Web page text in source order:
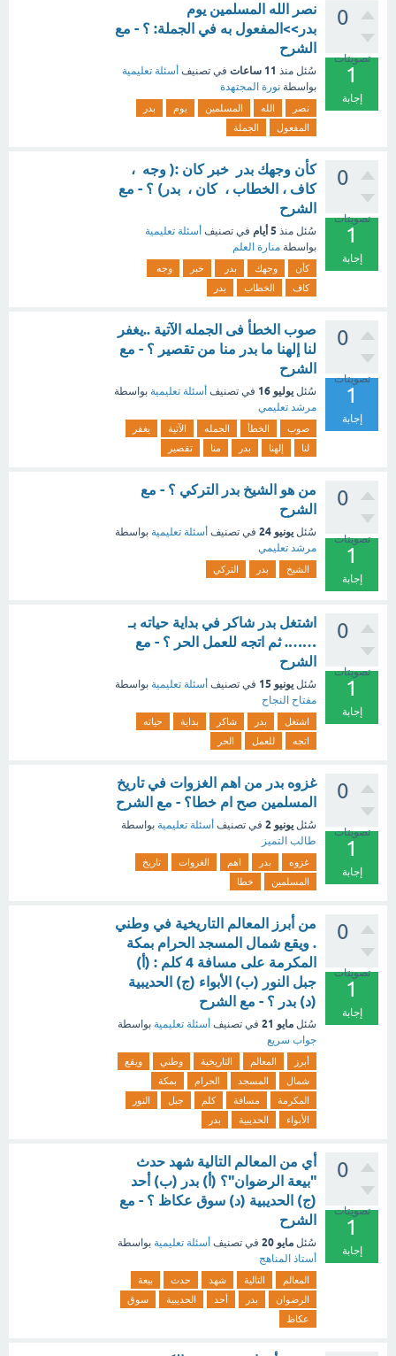
0
تصويتات
1
إجابة
نصر الله المسلمين يوم
بدر>>المفعول به في الجملة: ؟ - مع
الشرح
سُئل منذ 11 ساعات في تصنيف أسئلة تعليمية
بواسطة نورة المجتهدة
نصر الله المسلمين يوم
بدر
المفعول
الجملة
0
تصويتات
1
إجابة
كأن وجهك بدر خبر كان :( وجه ،
كاف ، الخطاب ، كان ، بدر) ؟ - مع
الشرح
سُئل منذ 5 أيام في تصنيف أسئلة تعليمية
بواسطة منارة العلم
كأن وجهك بدر خبر
وجه
كاف
الخطاب بدر
0
تصويتات
1
إجابة
صوب الخطأ فى الجمله الآتية ..يغفر
لنا إلهنا ما بدر منا من تقصير ؟ - مع
الشرح
سُئل يوليو 16 في تصنيف أسئلة تعليمية بواسطة
مرشد تعليمي
صوب الخطأ الجمله الآتية
يغفر
لنا
إلهنا بدر منا تقصير
0
تصويتات
1
إجابة
من هو الشيخ بدر التركي ؟ - مع
الشرح
سُئل يونيو 24 في تصنيف أسئلة تعليمية بواسطة
مرشد تعليمي
الشيخ بدر التركي
0
تصويتات
1
إجابة
اشتغل بدر شاكر في بداية حياته بـ
……. ثم اتجه للعمل الحر ؟ - مع
الشرح
سُئل يونيو 15 في تصنيف أسئلة تعليمية بواسطة
مفتاح النجاح
اشتغل بدر شاكر بداية
حياته
اتجه
للعمل الحر
0
تصويتات
1
إجابة
غزوه بدر من اهم الغزوات في تاريخ
المسلمين صح ام خطا؟ - مع الشرح
سُئل يونيو 2 في تصنيف أسئلة تعليمية بواسطة
طالب التميز
غزوه بدر اهم الغزوات
تاريخ
المسلمين
خطا
0
تصويتات
1
إجابة
من أبرز المعالم التاريخية في وطني
. ويقع شمال المسجد الحرام بمكة
المكرمة على مسافة 4 كلم : (أ)
جبل النور (ب) الأبواء (ج) الحديبية
(د) بدر ؟ - مع الشرح
سُئل مايو 21 في تصنيف أسئلة تعليمية بواسطة
جواب سريع
أبرز المعالم التاريخية وطني
ويقع
شمال
المسجد الحرام
بمكة
المكرمة
مسافة كلم جبل
النور
الأبواء
الحديبية بدر
0
تصويتات
1
إجابة
أي من المعالم التالية شهد حدث
"بيعة الرضوان"؟ (أ) بدر (ب) أحد
(ج) الحديبية (د) سوق عكاظ ؟ - مع
الشرح
سُئل مايو 20 في تصنيف أسئلة تعليمية بواسطة
أستاذ المناهج
المعالم التالية شهد حدث
بيعة
الرضوان
بدر أحد الحديبية
سوق
عكاظ